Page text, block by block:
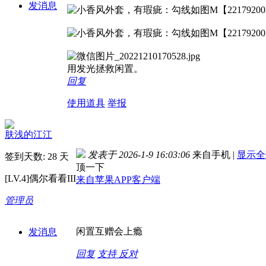
发消息
用发光拯救闲置。
回复
使用道具 举报
肤浅的江江
签到天数: 28 天
[LV.4]偶尔看看III
管理员
发消息
发表于 2026-1-9 16:03:06 来自手机 | 显示
顶一下
来自苹果APP客户端
闲置互赠会上瘾
回复 支持 反对